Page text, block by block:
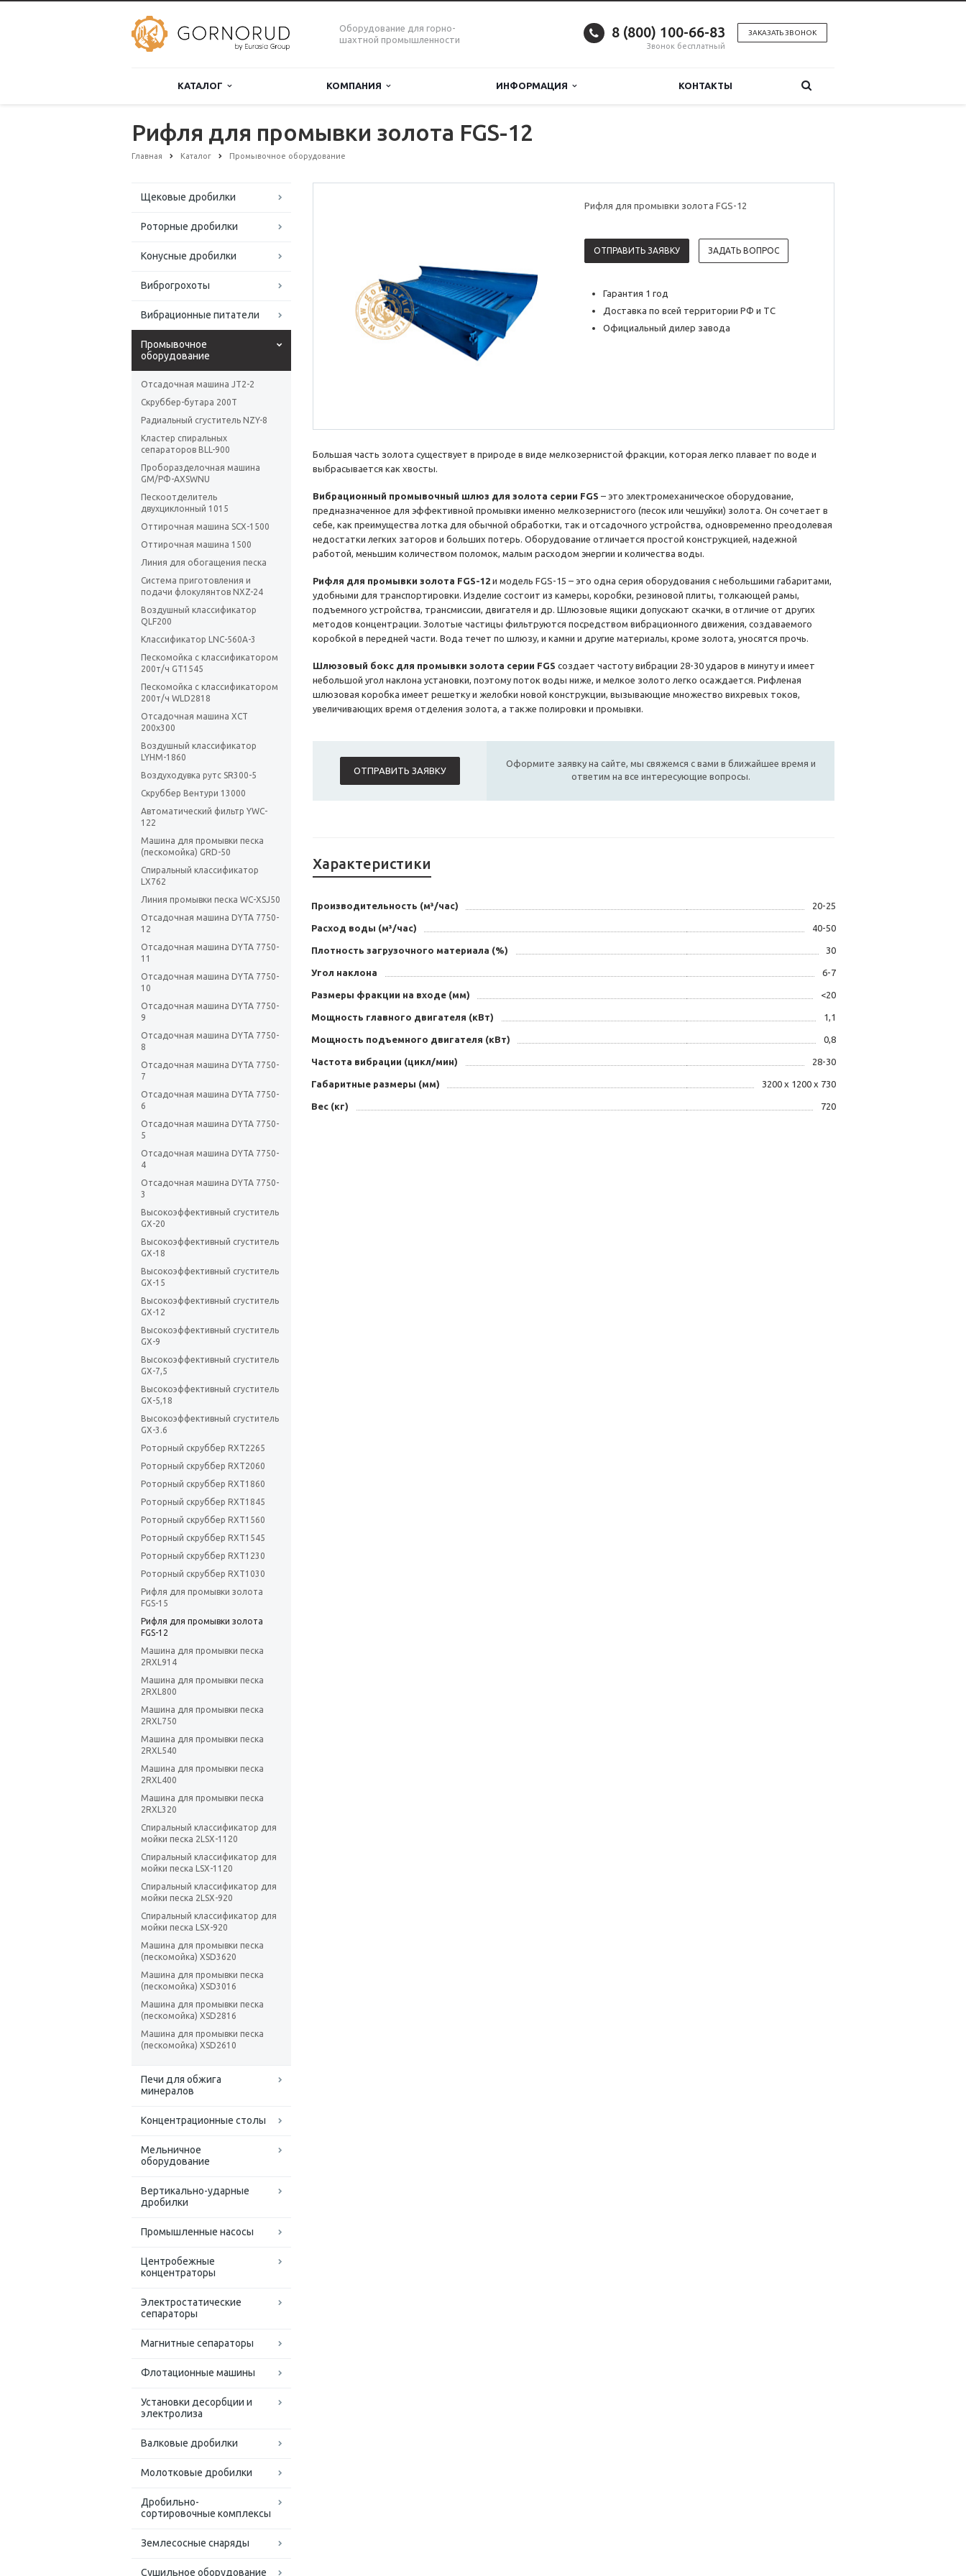
Оборудование для горно-
шахтной промышленности
ЗАКАЗАТЬ ЗВОНОК
8 (800) 100-66-83
Звонок бесплатный
КАТАЛОГ КОМПАНИЯ ИНФОРМАЦИЯ КОНТАКТЫ
Рифля для промывки золота FGS-12
Главная Каталог Промывочное оборудование
Щековые дробилки
Роторные дробилки
Конусные дробилки
Виброгрохоты
Вибрационные питатели
Промывочное
оборудование
Отсадочная машина JT2-2
Скруббер-бутара 200T
Радиальный сгуститель NZY-8
Кластер спиральных
сепараторов BLL-900
Проборазделочная машина
GM/PФ-AXSWNU
Пескоотделитель
двухциклонный 1015
Оттирочная машина SCX-1500
Оттирочная машина 1500
Линия для обогащения песка
Система приготовления и
подачи флокулянтов NXZ-24
Воздушный классификатор
QLF200
Классификатор LNC-560A-3
Пескомойка с классификатором
200т/ч GT1545
Пескомойка с классификатором
200т/ч WLD2818
Отсадочная машина XCT
200x300
Воздушный классификатор
LYHM-1860
Воздуходувка рутс SR300-5
Скруббер Вентури 13000
Автоматический фильтр YWC-
122
Машина для промывки песка
(пескомойка) GRD-50
Спиральный классификатор
LX762
Линия промывки песка WC-XSJ50
Отсадочная машина DYTA 7750-
12
Отсадочная машина DYTA 7750-
11
Отсадочная машина DYTA 7750-
10
Отсадочная машина DYTA 7750-
9
Отсадочная машина DYTA 7750-
8
Отсадочная машина DYTA 7750-
7
Отсадочная машина DYTA 7750-
6
Отсадочная машина DYTA 7750-
5
Отсадочная машина DYTA 7750-
4
Отсадочная машина DYTA 7750-
3
Высокоэффективный сгуститель
GX-20
Высокоэффективный сгуститель
GX-18
Высокоэффективный сгуститель
GX-15
Высокоэффективный сгуститель
GX-12
Высокоэффективный сгуститель
GX-9
Высокоэффективный сгуститель
GX-7,5
Высокоэффективный сгуститель
GX-5,18
Высокоэффективный сгуститель
GX-3.6
Роторный скруббер RXT2265
Роторный скруббер RXT2060
Роторный скруббер RXT1860
Роторный скруббер RXT1845
Роторный скруббер RXT1560
Роторный скруббер RXT1545
Роторный скруббер RXT1230
Роторный скруббер RXT1030
Рифля для промывки золота
FGS-15
Рифля для промывки золота
FGS-12
Машина для промывки песка
2RXL914
Машина для промывки песка
2RXL800
Машина для промывки песка
2RXL750
Машина для промывки песка
2RXL540
Машина для промывки песка
2RXL400
Машина для промывки песка
2RXL320
Спиральный классификатор для
мойки песка 2LSX-1120
Спиральный классификатор для
мойки песка LSX-1120
Спиральный классификатор для
мойки песка 2LSX-920
Спиральный классификатор для
мойки песка LSX-920
Машина для промывки песка
(пескомойка) XSD3620
Машина для промывки песка
(пескомойка) XSD3016
Машина для промывки песка
(пескомойка) XSD2816
Машина для промывки песка
(пескомойка) XSD2610
Печи для обжига
минералов
Концентрационные столы
Мельничное
оборудование
Вертикально-ударные
дробилки
Промышленные насосы
Центробежные
концентраторы
Электростатические
сепараторы
Магнитные сепараторы
Флотационные машины
Установки десорбции и
электролиза
Валковые дробилки
Молотковые дробилки
Дробильно-
сортировочные комплексы
Землесосные снаряды
Сушильное оборудование
Рифля для промывки золота FGS-12
ОТПРАВИТЬ ЗАЯВКУ ЗАДАТЬ ВОПРОС
Гарантия 1 год
Доставка по всей территории РФ и ТС
Официальный дилер завода
Большая часть золота существует в природе в виде мелкозернистой фракции, которая легко плавает по воде и
выбрасывается как хвосты.
Вибрационный промывочный шлюз для золота серии FGS – это электромеханическое оборудование,
предназначенное для эффективной промывки именно мелкозернистого (песок или чешуйки) золота. Он сочетает в
себе, как преимущества лотка для обычной обработки, так и отсадочного устройства, одновременно преодолевая
недостатки легких заторов и больших потерь. Оборудование отличается простой конструкцией, надежной
работой, меньшим количеством поломок, малым расходом энергии и количества воды.
Рифля для промывки золота FGS-12 и модель FGS-15 – это одна серия оборудования с небольшими габаритами,
удобными для транспортировки. Изделие состоит из камеры, коробки, резиновой плиты, толкающей рамы,
подъемного устройства, трансмиссии, двигателя и др. Шлюзовые ящики допускают скачки, в отличие от других
методов концентрации. Золотые частицы фильтруются посредством вибрационного движения, создаваемого
коробкой в передней части. Вода течет по шлюзу, и камни и другие материалы, кроме золота, уносятся прочь.
Шлюзовый бокс для промывки золота серии FGS создает частоту вибрации 28-30 ударов в минуту и имеет
небольшой угол наклона установки, поэтому поток воды ниже, и мелкое золото легко осаждается. Рифленая
шлюзовая коробка имеет решетку и желобки новой конструкции, вызывающие множество вихревых токов,
увеличивающих время отделения золота, а также полировки и промывки.
ОТПРАВИТЬ ЗАЯВКУ
Оформите заявку на сайте, мы свяжемся с вами в ближайшее время и
ответим на все интересующие вопросы.
Характеристики
Производительность (м³/час) 20-25
Расход воды (м³/час) 40-50
Плотность загрузочного материала (%) 30
Угол наклона 6-7
Размеры фракции на входе (мм) <20
Мощность главного двигателя (кВт) 1,1
Мощность подъемного двигателя (кВт) 0,8
Частота вибрации (цикл/мин) 28-30
Габаритные размеры (мм) 3200 x 1200 x 730
Вес (кг) 720